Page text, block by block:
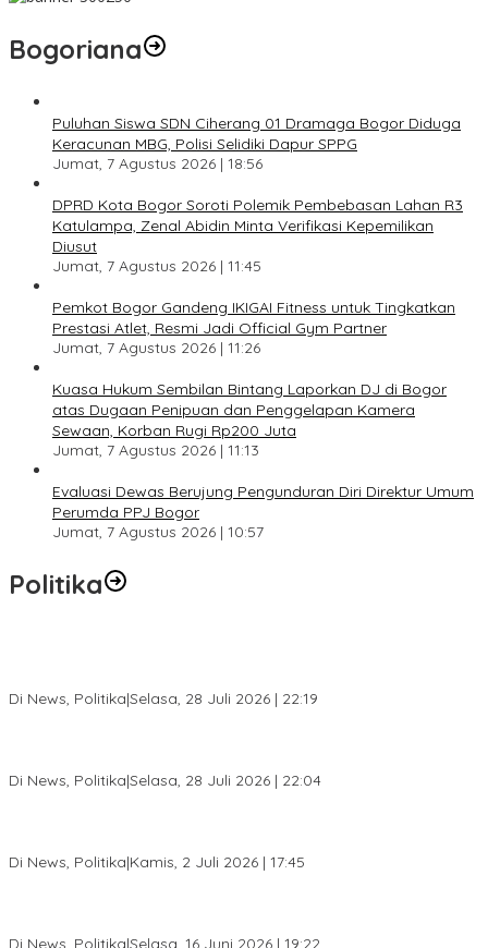
Bogoriana
Puluhan Siswa SDN Ciherang 01 Dramaga Bogor Diduga
Keracunan MBG, Polisi Selidiki Dapur SPPG
Jumat, 7 Agustus 2026 | 18:56
DPRD Kota Bogor Soroti Polemik Pembebasan Lahan R3
Katulampa, Zenal Abidin Minta Verifikasi Kepemilikan
Diusut
Jumat, 7 Agustus 2026 | 11:45
Pemkot Bogor Gandeng IKIGAI Fitness untuk Tingkatkan
Prestasi Atlet, Resmi Jadi Official Gym Partner
Jumat, 7 Agustus 2026 | 11:26
Kuasa Hukum Sembilan Bintang Laporkan DJ di Bogor
atas Dugaan Penipuan dan Penggelapan Kamera
Sewaan, Korban Rugi Rp200 Juta
Jumat, 7 Agustus 2026 | 11:13
Evaluasi Dewas Berujung Pengunduran Diri Direktur Umum
Perumda PPJ Bogor
Jumat, 7 Agustus 2026 | 10:57
Politika
Di News, Politika|Selasa, 28 Juli 2026 | 22:19
Di News, Politika|Selasa, 28 Juli 2026 | 22:04
Di News, Politika|Kamis, 2 Juli 2026 | 17:45
Di News, Politika|Selasa, 16 Juni 2026 | 19:22